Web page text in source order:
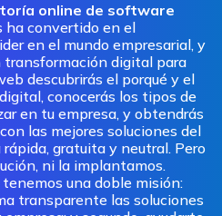
online de software
ha convertido en el
en el mundo empresarial, y
digital para
descubrirás el porqué y el
conocerás los tipos de
en tu empresa, y obtendrás
las mejores soluciones del
gratuita y neutral. Pero
ni la implantamos.
una doble misión:
transparente las soluciones